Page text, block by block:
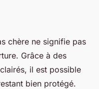
chère :
chère ne signifie pas
Grâce à des
il est possible
bien protégé.